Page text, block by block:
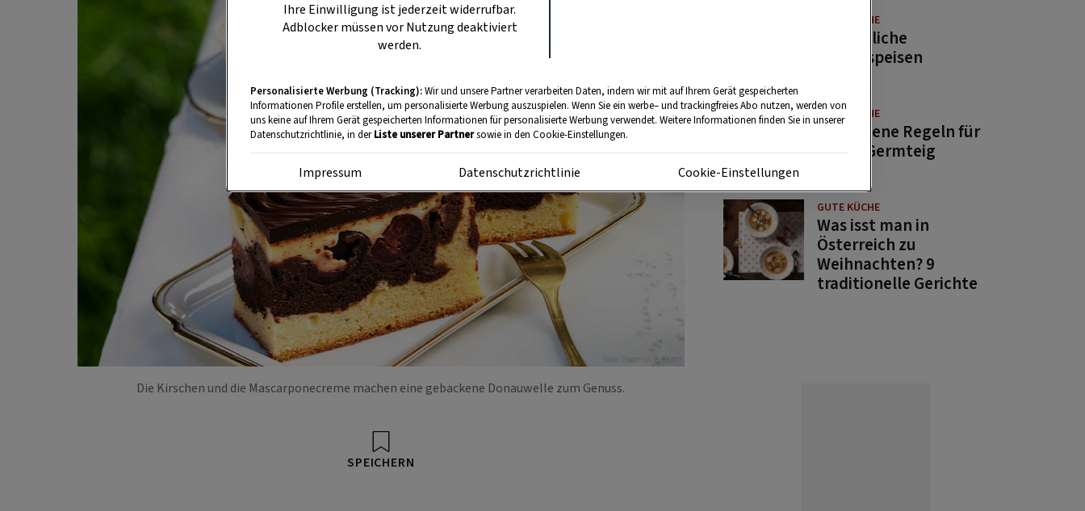
Foto: Eisenhut & Mayer
Die Kirschen und die Mascarponecreme machen eine gebackene Donauwelle zum Genuss.
SPEICHERN
GUTE KÜCHE
11 köstliche
Fastenspeisen
GUTE KÜCHE
10 goldene Regeln für
guten Germteig
GUTE KÜCHE
Was isst man in
Österreich zu
Weihnachten? 9
traditionelle Gerichte
Ihre Einwilligung ist jederzeit widerrufbar.
Adblocker müssen vor Nutzung deaktiviert
werden.
Personalisierte Werbung (Tracking):Wir und unsere Partner verarbeiten Daten, indem wir mit auf Ihrem Gerät gespeicherten
Informationen Profile erstellen, um personalisierte Werbung auszuspielen. Wenn Sie ein werbe– und trackingfreies Abo nutzen, werden von
uns keine auf Ihrem Gerät gespeicherten Informationen für personalisierte Werbung verwendet. Weitere Informationen finden Sie in unserer
Datenschutzrichtlinie, in derListe unserer Partnersowie in den Cookie-Einstellungen.
Impressum Datenschutzrichtlinie Cookie-Einstellungen